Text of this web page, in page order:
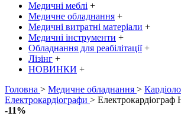
Медичні меблі +
Медичне обладнання +
Медичні витратні матеріали +
Медичні інструменти +
Обладнання для реабілітації +
Лізінг +
НОВИНКИ +
Головна > Медичне обладнання >
Електрокардіографи > Електрокардіограф
-11%